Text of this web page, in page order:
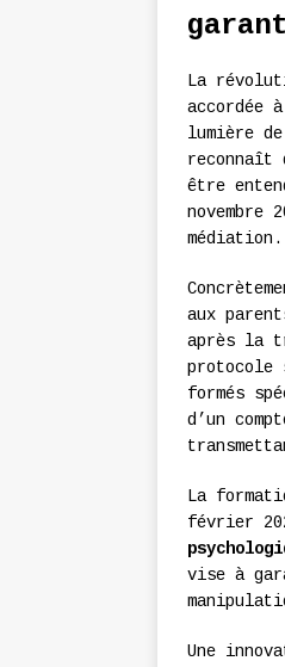
La
accordée
lumière
reconnaît
être
médiation.
aux
après la
protocole
formés
d’un
La
février
vise à
Une